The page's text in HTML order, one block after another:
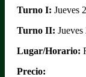
Turno I: Jueves
Turno II:
Lugar/Horario:
Precio: